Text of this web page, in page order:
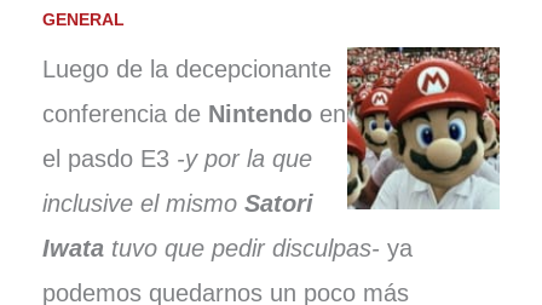
GENERAL
Luego de la decepcionante
conferencia de Nintendoen
el pasdo E3 -y por la que
inclusive el mismo Satori
Iwatatuvo que pedir disculpas- ya
podemos quedarnos un poco más